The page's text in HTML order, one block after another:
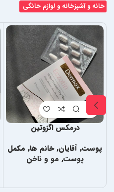
خانه و آشپزخانه و لوازم خانگی
درمکس اگزوتین
پوست, آقایان,خانم ها, مکمل
پوست, مو و ناخن